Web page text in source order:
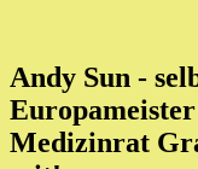
Andy Sun -
Europameister
Medizinrat